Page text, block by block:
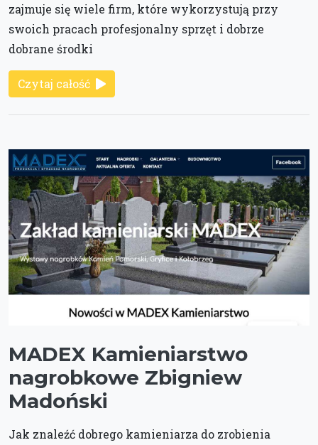
zajmuje się wiele firm, które wykorzystują przy
swoich pracach profesjonalny sprzęt i dobrze
dobrane środki
Czytaj całość
MADEX Kamieniarstwo
nagrobkowe Zbigniew
Madoński
Jak znaleźć dobrego kamieniarza do zrobienia